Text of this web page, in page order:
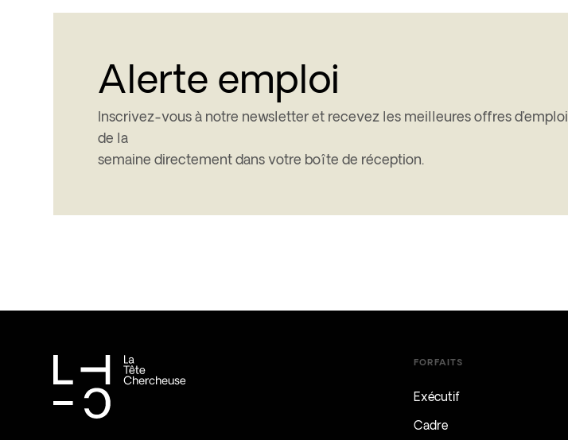
Alerte emploi
Inscrivez-vous à notre newsletter et recevez les meilleures offres d’emploi
de la
semaine directement dans votre boîte de réception.
FORFAITS
Exécutif
Cadre